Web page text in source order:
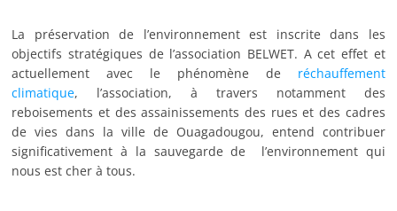
La préservation de l’environnement est inscrite dans les
objectifs stratégiques de l’association BELWET. A cet effet et
actuellement avec le phénomène de réchauffement
climatique, l’association, à travers notamment des
reboisements et des assainissements des rues et des cadres
de vies dans la ville de Ouagadougou, entend contribuer
significativement à la sauvegarde de l’environnement qui
nous est cher à tous.